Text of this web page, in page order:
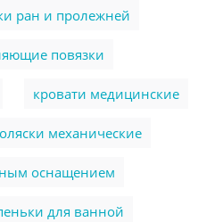
ран и пролежней
повязки
кровати медицинские
механические
оснащением
для ванной